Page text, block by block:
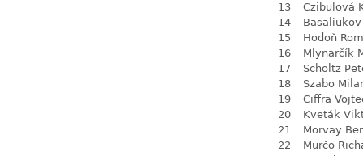
13
Czibulová
14
15
Hodoň
16
Mlynarčík
17
Scholtz
18
Szabo
19
Ciffra
20
Kveták
21
Morvay
22
Murčo